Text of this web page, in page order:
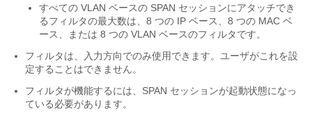
すべての VLAN ベースの SPAN セッションにアタッチでき
るフィルタの最大数は、8 つの IP ベース、8 つの MAC ベ
ース、または 8 つの VLAN ベースのフィルタです。
フィルタは、入力方向でのみ使用できます。ユーザがこれを設
定することはできません。
フィルタが機能するには、SPAN セッションが起動状態になっ
ている必要があります。